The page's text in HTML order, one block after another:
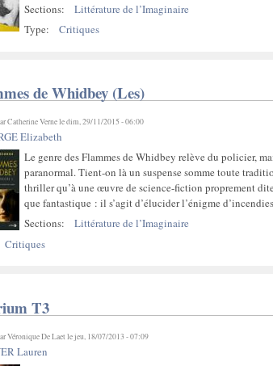
Sections:
Littérature de l’Imaginaire
Type:
Critiques
de Whidbey (Les)
Catherine Vernele dim, 29/11/2015 - 06:00
Elizabeth
Le genre des Flammes de Whidbey relève du policier,
paranormal. Tient-on là un suspense somme toute
thriller qu’à une œuvre de science-fiction proprement
que fantastique : il s’agit d’élucider l’énigme
Sections:
Littérature de l’Imaginaire
Critiques
T3
Véronique De Laetle jeu, 18/07/2013 - 07:09
Lauren